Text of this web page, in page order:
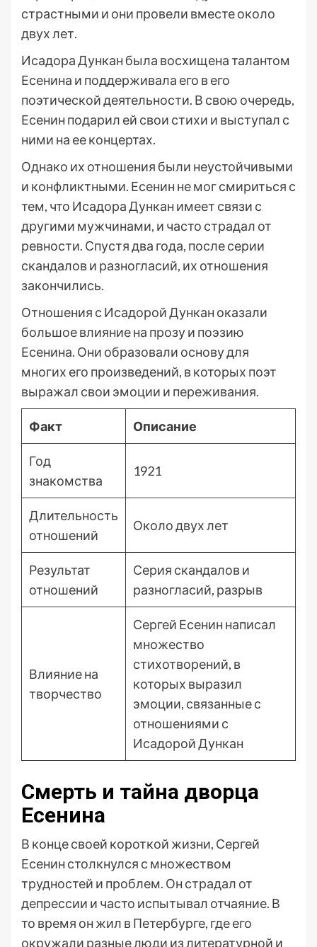
страстными и они провели вместе около
двух лет.
Исадора Дункан была восхищена талантом
Есенина и поддерживала его в его
поэтической деятельности. В свою очередь,
Есенин подарил ей свои стихи и выступал с
ними на ее концертах.
Однако их отношения были неустойчивыми
и конфликтными. Есенин не мог смириться с
тем, что Исадора Дункан имеет связи с
другими мужчинами, и часто страдал от
ревности. Спустя два года, после серии
скандалов и разногласий, их отношения
закончились.
Отношения с Исадорой Дункан оказали
большое влияние на прозу и поэзию
Есенина. Они образовали основу для
многих его произведений, в которых поэт
выражал свои эмоции и переживания.
Факт Описание
Год
знакомства
1921
Длительность
отношений
Около двух лет
Результат
отношений
Серия скандалов и
разногласий, разрыв
Влияние на
творчество
Сергей Есенин написал
множество
стихотворений, в
которых выразил
эмоции, связанные с
отношениями с
Исадорой Дункан
Смерть и тайна дворца
Есенина
В конце своей короткой жизни, Сергей
Есенин столкнулся с множеством
трудностей и проблем. Он страдал от
депрессии и часто испытывал отчаяние. В
то время он жил в Петербурге, где его
окружали разные люди из литературной и